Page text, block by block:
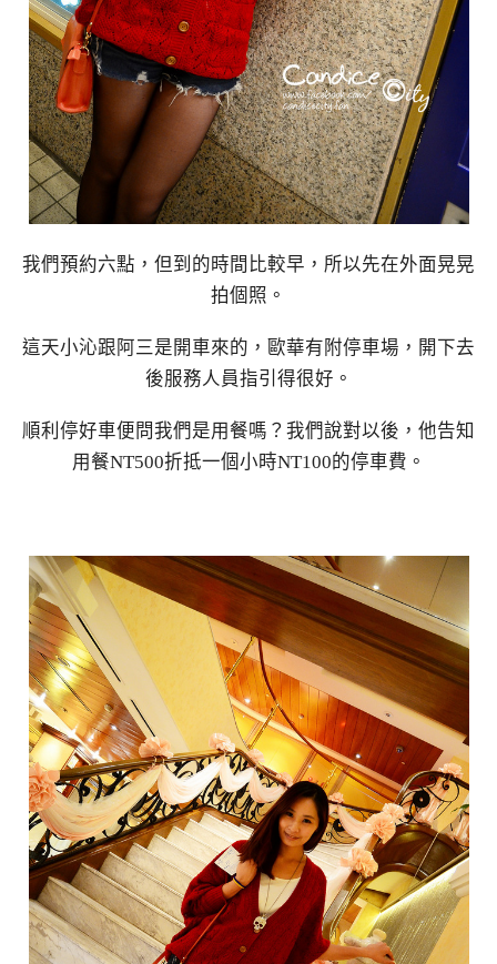
我們預約六點，但到的時間比較早，所以先在外面晃晃
拍個照。
這天小沁跟阿三是開車來的，歐華有附停車場，開下去
後服務人員指引得很好。
順利停好車便問我們是用餐嗎？我們說對以後，他告知
用餐NT500折抵一個小時NT100的停車費。